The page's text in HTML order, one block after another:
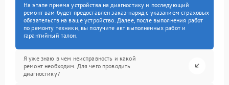
На этапе приема устройства на диагностику и последующий
ремонт вам будет предоставлен заказ-наряд с указанием страховых
обязательств на ваше устройство. Далее, после выполнения работ
по ремонту техники, вы получите акт выполненных работ и
гарантийный талон.
Я уже знаю в чем неисправность и какой
ремонт необходим. Для чего проводить
диагностику?